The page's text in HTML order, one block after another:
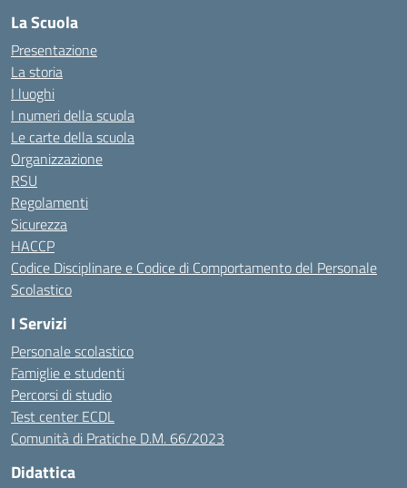
La Scuola
Presentazione
La storia
I luoghi
I numeri della scuola
Le carte della scuola
Organizzazione
RSU
Regolamenti
Sicurezza
HACCP
Codice Disciplinare e Codice di Comportamento del Personale
Scolastico
I Servizi
Personale scolastico
Famiglie e studenti
Percorsi di studio
Test center ECDL
Comunità di Pratiche D.M. 66/2023
Didattica